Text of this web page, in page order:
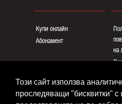
Този сайт използва
проследяващи "бисквитки" с
Купи онлайн
Абонамент
на